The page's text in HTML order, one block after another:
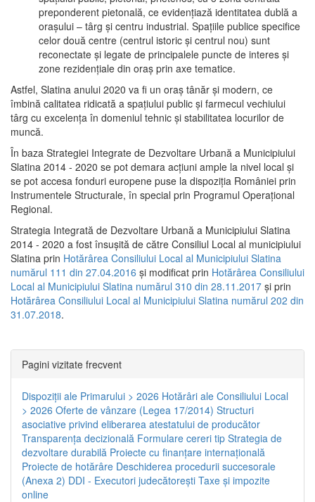
preponderent pietonală, ce evidenţiază identitatea dublă a
oraşului – târg şi centru industrial. Spaţiile publice specifice
celor două centre (centrul istoric şi centrul nou) sunt
reconectate şi legate de principalele puncte de interes şi
zone rezidenţiale din oraş prin axe tematice.
Astfel, Slatina anului 2020 va fi un oraş tânăr şi modern, ce
îmbină calitatea ridicată a spaţiului public şi farmecul vechiului
târg cu excelenţa în domeniul tehnic şi stabilitatea locurilor de
muncă.
În baza Strategiei Integrate de Dezvoltare Urbană a Municipiului
Slatina 2014 - 2020 se pot demara acţiuni ample la nivel local şi
se pot accesa fonduri europene puse la dispoziţia României prin
Instrumentele Structurale, în special prin Programul Operațional
Regional.
Strategia Integrată de Dezvoltare Urbană a Municipiului Slatina
2014 - 2020 a fost însuşită de către Consiliul Local al municipiului
Slatina prin Hotărârea Consiliului Local al Municipiului Slatina
numărul 111 din 27.04.2016 și modificat prin Hotărârea Consiliului
Local al Municipiului Slatina numărul 310 din 28.11.2017 și prin
Hotărârea Consiliului Local al Municipiului Slatina numărul 202 din
31.07.2018.
Pagini vizitate frecvent
Dispoziţii ale Primarului > 2026 Hotărâri ale Consiliului Local
> 2026 Oferte de vânzare (Legea 17/2014) Structuri
asociative privind eliberarea atestatului de producător
Transparenţa decizională Formulare cereri tip Strategia de
dezvoltare durabilă Proiecte cu finanţare internaţională
Proiecte de hotărâre Deschiderea procedurii succesorale
(Anexa 2) DDI - Executori judecătorești Taxe şi impozite
online